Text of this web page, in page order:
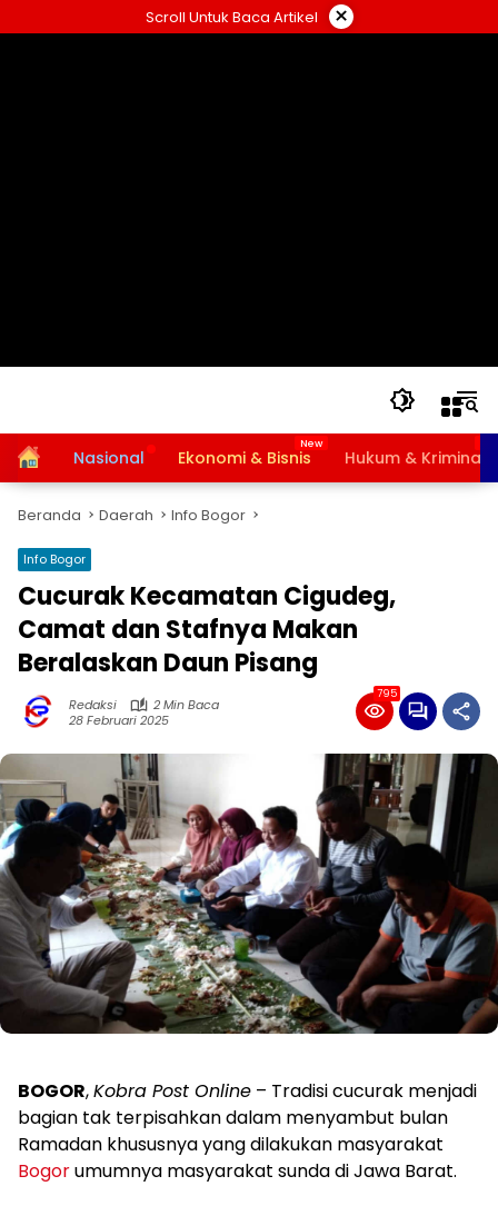
ke
Scroll Untuk Baca Artikel ×
HomeNasional Ekonomi & Bisnis Hukum & Kriminal
Beranda Daerah Info Bogor
Info Bogor
Cucurak Kecamatan Cigudeg,
Camat dan Stafnya Makan
Beralaskan Daun Pisang
Redaksi
2 Min Baca
28 Februari 2025
795
BOGOR,Kobra Post Online – Tradisi cucurak menjadi
bagian tak terpisahkan dalam menyambut bulan
Ramadan khususnya yang dilakukan masyarakat
Bogorumumnya masyarakat sunda di Jawa Barat.